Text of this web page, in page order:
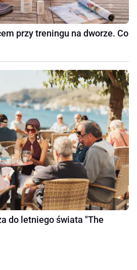
przy treningu na dworze. Co
do letniego świata "The